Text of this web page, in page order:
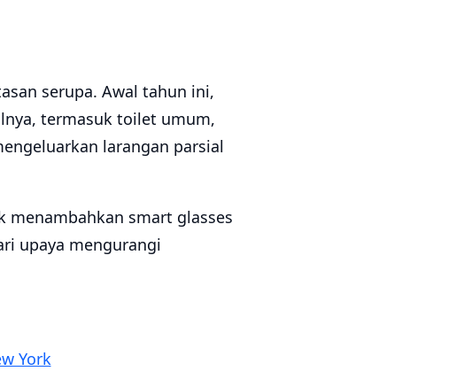
serupa. Awal tahun ini,
termasuk toilet umum,
larangan parsial
smart glasses
upaya mengurangi
York